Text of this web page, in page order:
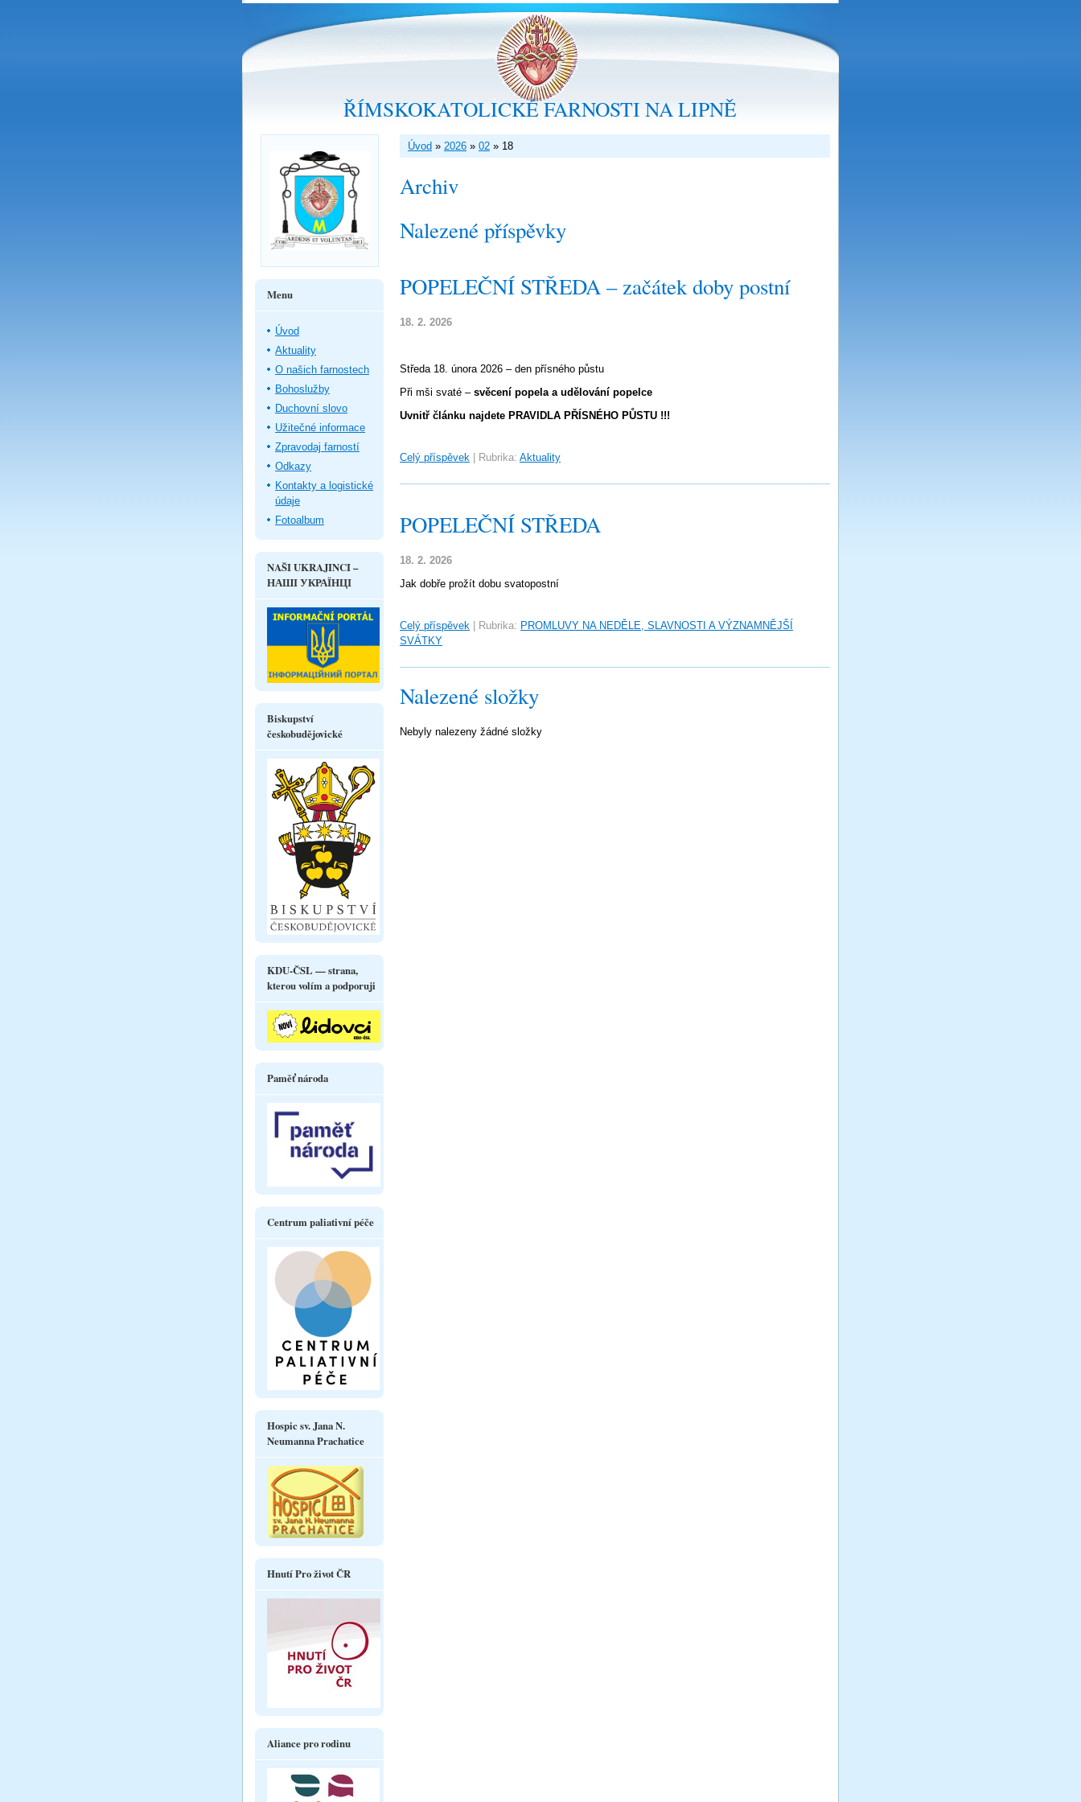
ŘÍMSKOKATOLICKÉ FARNOSTI NA LIPNĚ
Úvod » 2026 » 02 » 18
Archiv
Nalezené příspěvky
POPELEČNÍ STŘEDA – začátek doby postní
18. 2. 2026
Středa 18. února 2026 – den přísného půstu
Při mši svaté – svěcení popela a udělování popelce
Uvnitř článku najdete PRAVIDLA PŘÍSNÉHO PŮSTU !!!
Celý příspěvek Rubrika: Aktuality
POPELEČNÍ STŘEDA
18. 2. 2026
Jak dobře prožít dobu svatopostní
Celý příspěvek Rubrika: PROMLUVY NA NEDĚLE, SLAVNOSTI A VÝZNAMNĚJŠÍ
SVÁTKY
Nalezené složky
Nebyly nalezeny žádné složky
Menu
Úvod
Aktuality
O našich farnostech
Bohoslužby
Duchovní slovo
Užitečné informace
Zpravodaj farností
Odkazy
Kontakty a logistické
údaje
Fotoalbum
NAŠI UKRAJINCI –
НАШІ УКРАЇНЦІ
Biskupství
českobudějovické
KDU-ČSL — strana,
kterou volím a podporuji
Paměť národa
Centrum paliativní péče
Hospic sv. Jana N.
Neumanna Prachatice
Hnutí Pro život ČR
Aliance pro rodinu